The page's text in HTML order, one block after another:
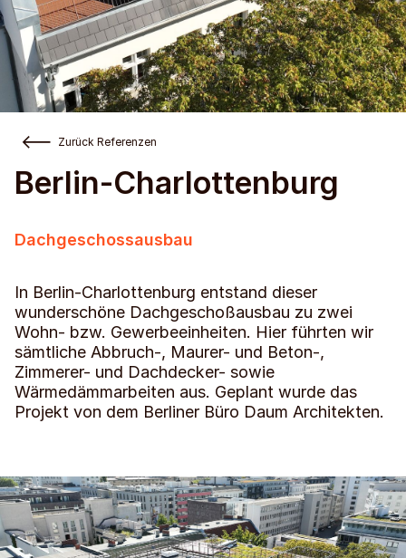
Zurück Referenzen
Berlin-Charlottenburg
Dachgeschossausbau
In Berlin-Charlottenburg entstand dieser
wunderschöne Dachgeschoßausbau zu zwei
Wohn- bzw. Gewerbeeinheiten. Hier führten wir
sämtliche Abbruch-, Maurer- und Beton-,
Zimmerer- und Dachdecker- sowie
Wärmedämmarbeiten aus. Geplant wurde das
Projekt von dem Berliner Büro Daum Architekten.